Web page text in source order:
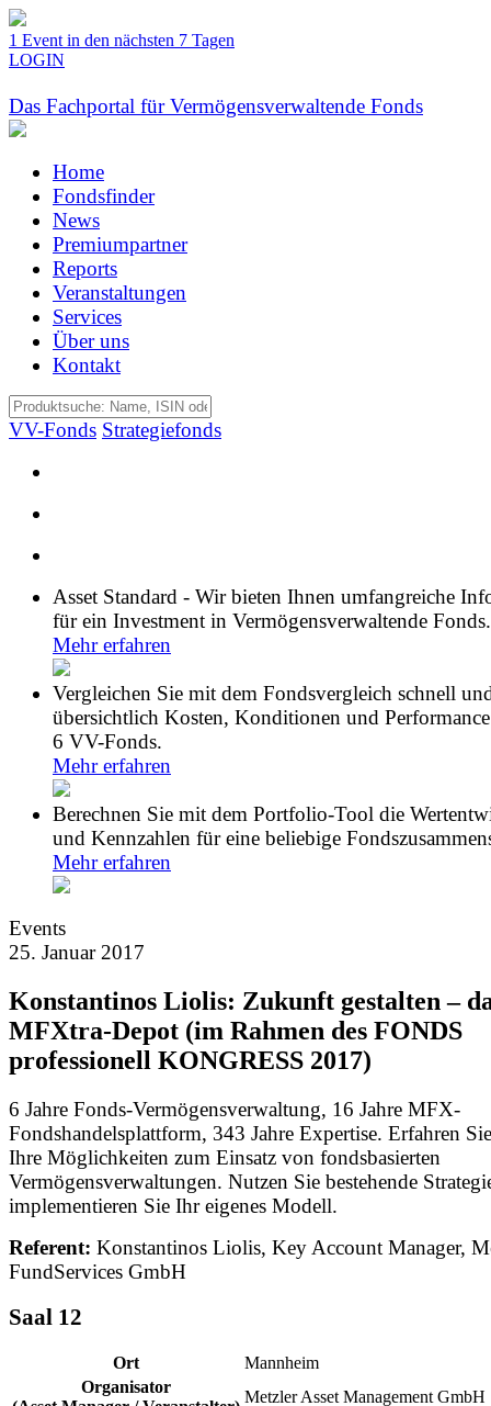
1 Event in den nächsten 7 Tagen
LOGIN
Das Fachportal für Vermögensverwaltende Fonds
Home
Fondsfinder
News
Premiumpartner
Reports
Veranstaltungen
Services
Über uns
Kontakt
VV-Fonds Strategiefonds
Asset Standard - Wir bieten Ihnen umfangreiche
für ein Investment in Vermögensverwaltende Fonds.
Mehr erfahren
Vergleichen Sie mit dem Fondsvergleich schnell
übersichtlich Kosten, Konditionen und
6 VV-Fonds.
Mehr erfahren
Berechnen Sie mit dem Portfolio-Tool die
und Kennzahlen für eine beliebige
Mehr erfahren
Events
25. Januar 2017
Konstantinos Liolis: Zukunft gestalten –
MFXtra-Depot (im Rahmen des FONDS
professionell KONGRESS 2017)
6 Jahre Fonds-Vermögensverwaltung, 16 Jahre MFX-
Fondshandelsplattform, 343 Jahre Expertise. Erfahren
Ihre Möglichkeiten zum Einsatz von fondsbasierten
Vermögensverwaltungen. Nutzen Sie bestehende
implementieren Sie Ihr eigenes Modell.
Referent: Konstantinos Liolis, Key Account Manager,
FundServices GmbH
Saal 12
Ort
Mannheim
Organisator
Metzler Asset Management GmbH